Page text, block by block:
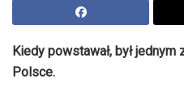
Kiedy powstawał, był
Polsce.